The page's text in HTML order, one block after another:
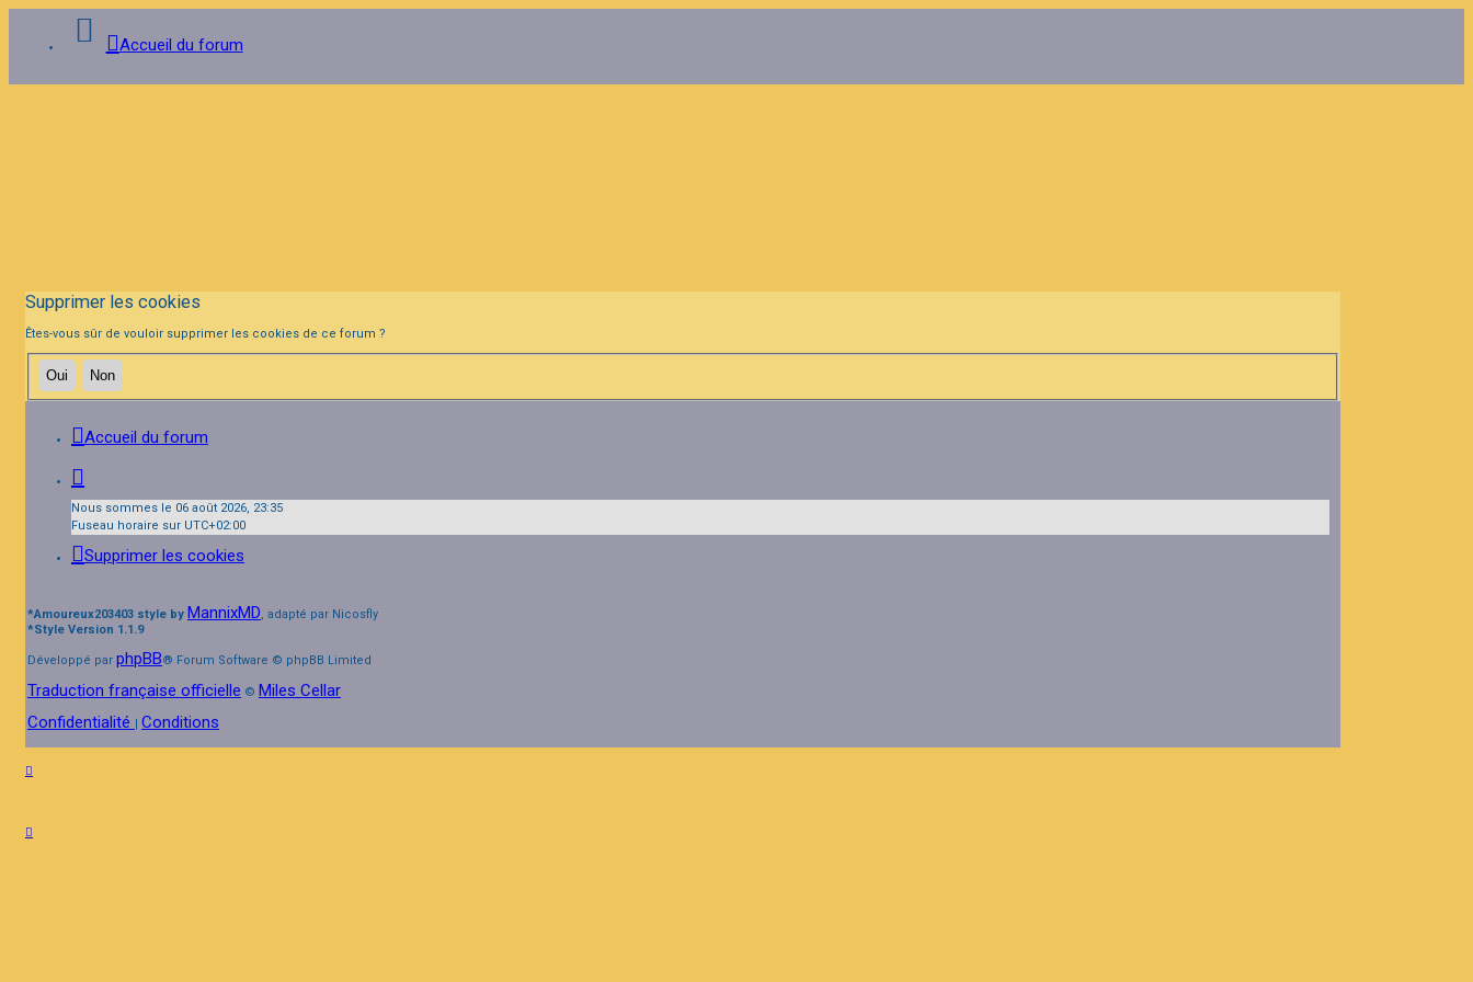
Accueil du forum
Supprimer les cookies
Êtes-vous sûr de vouloir supprimer les cookies de ce forum ?
Accueil du forum
Nous sommes le 06 août 2026, 23:35
Fuseau horaire sur UTC+02:00
Supprimer les cookies
*Amoureux203403 style by MannixMD, adapté par Nicosfly
*Style Version 1.1.9
Développé par phpBB® Forum Software © phpBB Limited
Traduction française officielle © Miles Cellar
Confidentialité
Conditions